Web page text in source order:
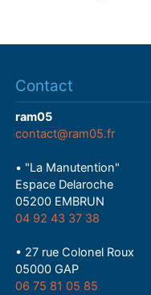
Contact
ram05
contact@ram05.fr
• "La Manutention"
Espace Delaroche
05200 EMBRUN
04 92 43 37 38
• 27 rue Colonel Roux
05000 GAP
06 75 81 05 85